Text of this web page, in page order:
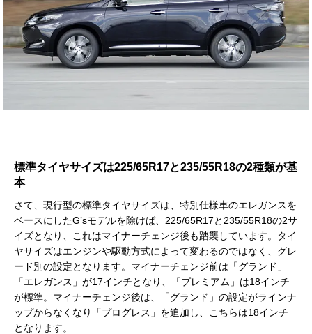
標準タイヤサイズは225/65R17と235/55R18の2種類が基
本
さて、現行型の標準タイヤサイズは、特別仕様車のエレガンスを
ベースにしたG’sモデルを除けば、225/65R17と235/55R18の2サ
イズとなり、これはマイナーチェンジ後も踏襲しています。タイ
ヤサイズはエンジンや駆動方式によって変わるのではなく、グレ
ード別の設定となります。マイナーチェンジ前は「グランド」
「エレガンス」が17インチとなり、「プレミアム」は18インチ
が標準。マイナーチェンジ後は、「グランド」の設定がラインナ
ップからなくなり「プログレス」を追加し、こちらは18インチ
となります。